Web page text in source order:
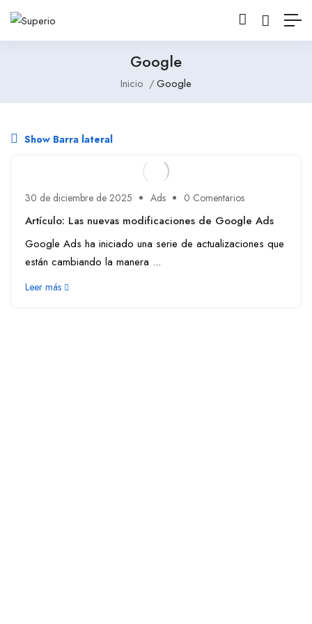
Google
Inicio Google
Show Barra lateral
30 de diciembre de 2025 Ads 0 Comentarios
Artículo: Las nuevas modificaciones de Google Ads
Google Ads ha iniciado una serie de actualizaciones que
están cambiando la manera ...
Leer más